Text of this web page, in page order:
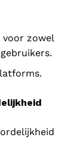
voor zowel